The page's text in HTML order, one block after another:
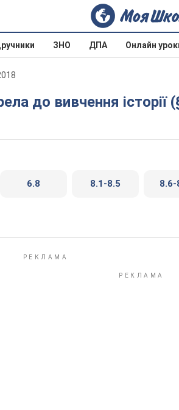
ЗНО ДПА Онлайн
до вивчення історії
6.8 8.1-8.5 8.6-